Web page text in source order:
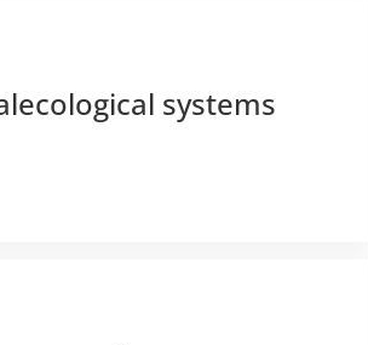
systems